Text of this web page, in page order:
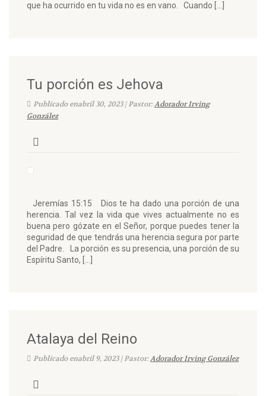
que ha ocurrido en tu vida no es en vano. Cuando […]
Tu porción es Jehova
Publicado enabril 30, 2023 | Pastor:Adorador Irving
González
Jeremías 15:15 Dios te ha dado una porción de una
herencia. Tal vez la vida que vives actualmente no es
buena pero gózate en el Señor, porque puedes tener la
seguridad de que tendrás una herencia segura por parte
del Padre. La porción es su presencia, una porción de su
Espíritu Santo, […]
Atalaya del Reino
Publicado enabril 9, 2023 | Pastor:Adorador Irving González